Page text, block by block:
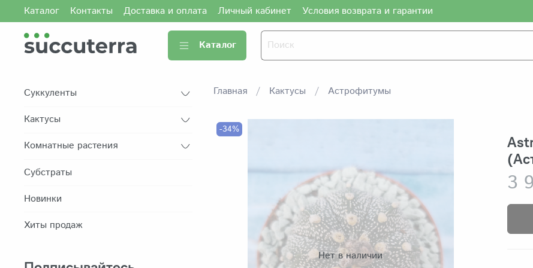
Каталог Контакты Доставка и оплата Личный кабинет Условия возврата и гарантии
Каталог
Главная Кактусы Астрофитумы
Нет в наличии
-34%
3
Суккуленты
Кактусы
Комнатные растения
Субстраты
Новинки
Хиты продаж